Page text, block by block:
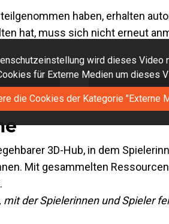
haben, erhalten
hat, muss sich nicht erneut
wird dieses Video
für Externe Medien um dieses
die Cookies der Kategorie "Externe
3D-Hub, in dem
Mit gesammelten
mit der Spielerinnen und Spieler